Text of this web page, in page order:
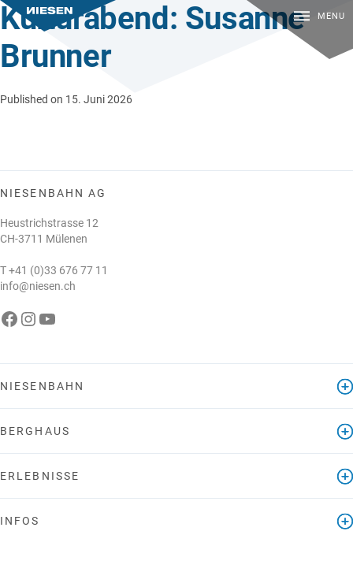
MENU
Kulturabend: Susanne
Brunner
Published on 15. Juni 2026
NIESENBAHN AG
Heustrichstrasse 12
CH-3711 Mülenen
T+41 (0)33 676 77 11
info@niesen.ch
Die Niesenbahn auf Facebook
Die Niesenbahn auf Instagram
Die Niesenbahn auf YouTube
NIESENBAHN
BERGHAUS
ERLEBNISSE
INFOS